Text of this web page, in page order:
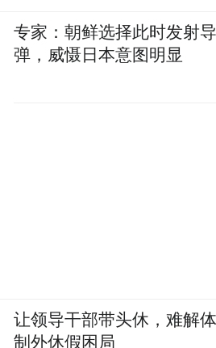
专家：朝鲜选择此时发射导
弹，威慑日本意图明显
让领导干部带头休，难解体
制外休假困局